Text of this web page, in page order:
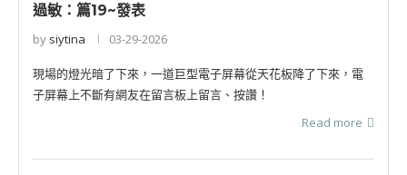
過敏：篇19~發表
by siytina 03-29-2026
現場的燈光暗了下來，一道巨型電子屏幕從天花板降了下來，電
子屏幕上不斷有網友在留言板上留言、按讚！
Read more